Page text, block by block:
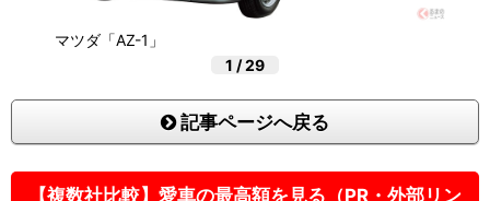
マツダ「AZ-1」
1 /29
記事ページへ戻る
【複数社比較】愛車の最高額を見る（PR・外部リン